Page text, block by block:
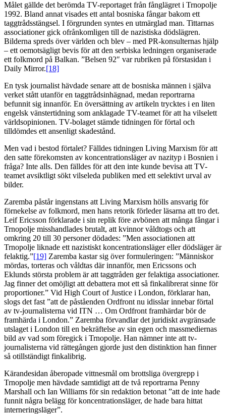
Målet gällde det berömda TV-reportaget från fånglägret i Trnopolje
1992. Bland annat visades ett antal bosniska fångar bakom ett
taggtrådsstängsel. I förgrunden syntes en utmärglad man. Tittarnas
associationer gick ofrånkomligen till de nazistiska dödslägren.
Bilderna spreds över världen och blev – med PR-konsulternas hjälp
– ett oemotsägligt bevis för att den serbiska ledningen organiserade
ett folkmord på Balkan. ”Belsen 92″ var rubriken på förstasidan i
Daily Mirror.[18]
En tysk journalist hävdade senare att de bosniska männen i själva
verket stått utanför en taggtrådsinhägnad, medan reportrarna
befunnit sig innanför. En översättning av artikeln trycktes i en liten
engelsk vänstertidning som anklagade TV-teamet för att ha vilselett
världsopinionen. TV-bolaget stämde tidningen för förtal och
tilldömdes ett ansenligt skadestånd.
Men vad i bestod förtalet? Fälldes tidningen Living Marxism för att
den satte förekomsten av koncentrationsläger av nazityp i Bosnien i
fråga? Inte alls. Den fälldes för att den inte kunde bevisa att TV-
teamet avsiktligt sökt vilseleda publiken med ett selektivt urval av
bilder.
Zaremba påstår ingenstans att Living Marxism hölls ansvarig för
förnekelse av folkmord, men hans retorik förleder läsarna att tro det.
Leif Ericsson förklarade i sin replik före avbönen att många fångar i
Trnopolje misshandlades brutalt, att kvinnor våldtogs och att
omkring 20 till 30 personer dödades: ”Men associationen att
Trnopolje liknade ett nazistiskt koncentrationsläger eller dödsläger är
felaktig.”[19] Zaremba kastar sig över formuleringen: ”Människor
mördas, torteras och våldtas där innanför, men Ericssons och
Eklunds största problem är att taggtråden ger felaktiga associationer.
Jag finner det omöjligt att debattera mot ett så finkalibrerat sinne för
proportioner.” Vid High Court of Justice i London, förklarar han,
slogs det fast ”att de påståenden Ordfront nu idisslar innebar förtal
av tv-journalisterna vid ITN … Om Ordfront framhärdar bör de
framhärda i London.” Zaremba förvandlar det juridiskt avgränsade
utslaget i London till en bekräftelse av sin egen och massmediernas
bild av vad som föregick i Trnopolje. Han nämner inte att tv-
journalisterna vid rättegången gjorde just den distinktion han finner
så otillständigt finkalibrig.
Kärandesidan åberopade vittnesmål om brottsliga övergrepp i
Trnopolje men hävdade samtidigt att de två reportrarna Penny
Marshall och Ian Williams för sin redaktion betonat ”att de inte hade
funnit några belägg för koncentrationsläger, de hade bara hittat
interneringsläger”.